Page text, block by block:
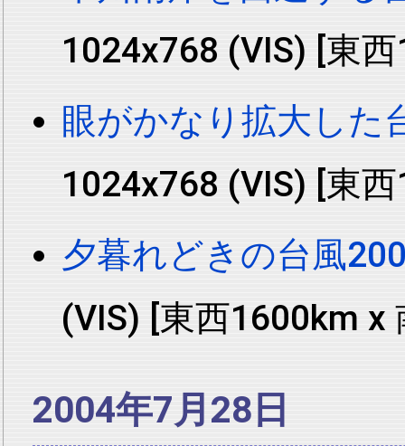
1024x768 (VIS) [東
眼がかなり拡大した
1024x768 (VIS) [東
夕暮れどきの台風
(VIS) [東西1600km x
2004年7月28日